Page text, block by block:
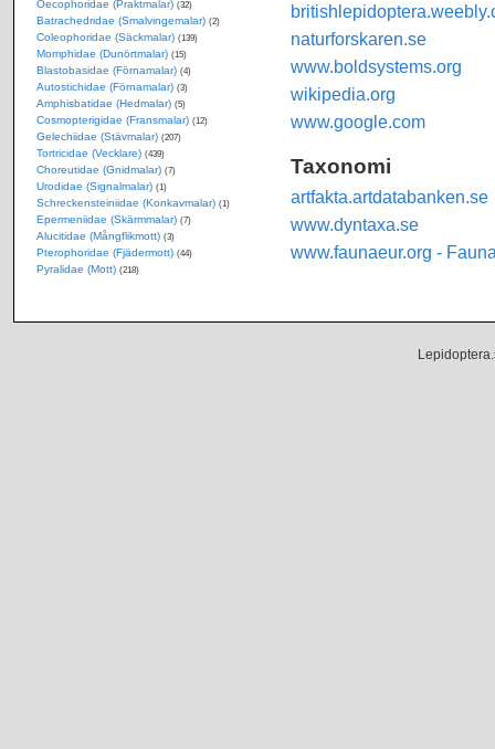
naturforskaren.se
www.boldsystems.org
wikipedia.org
www.google.com
Taxonomi
artfakta.artdatabanken.se
www.dyntaxa.se
www.faunaeur.org -
Oecophoridae (Praktmalar) (32)
Batrachedridae (Smalvingemalar) (2)
Coleophoridae (Säckmalar) (139)
Momphidae (Dunörtmalar) (15)
Blastobasidae (Förnamalar) (4)
Autostichidae (Förnamalar) (3)
Amphisbatidae (Hedmalar) (5)
Cosmopterigidae (Fransmalar) (12)
Gelechiidae (Stävmalar) (207)
Tortricidae (Vecklare) (439)
Choreutidae (Gnidmalar) (7)
Urodidae (Signalmalar) (1)
Schreckensteiniidae (Konkavmalar) (1)
Epermeniidae (Skärmmalar) (7)
Alucitidae (Mångflikmott) (3)
Pterophoridae (Fjädermott) (44)
Pyralidae (Mott) (218)